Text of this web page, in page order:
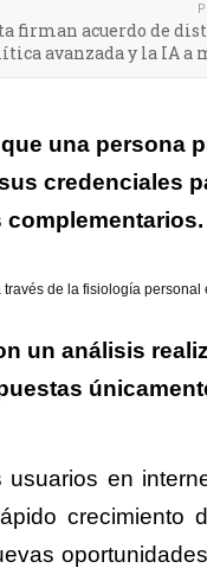
firman acuerdo de
avanzada y la IA a
una persona
credenciales
través de la fisiología
un análisis
usuarios en
crecimiento